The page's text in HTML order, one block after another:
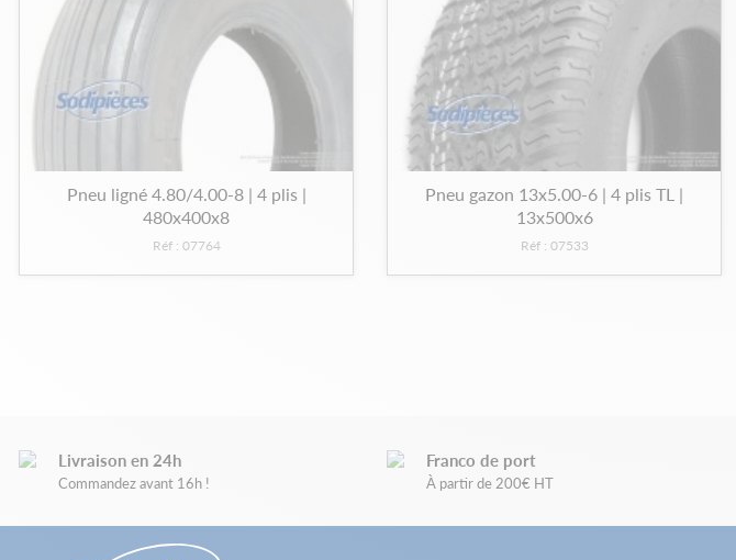
Pneu ligné 4.80/4.00-8 | 4 plis |
480x400x8
Réf : 07764
Pneu gazon 13x5.00-6 | 4 plis TL |
13x500x6
Réf : 07533
Livraison en 24h
Commandez avant 16h !
Franco de port
À partir de 200€ HT